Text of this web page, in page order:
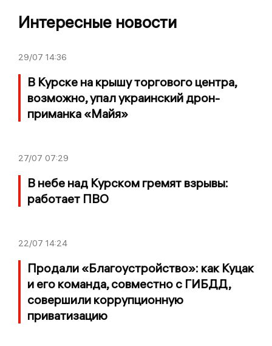
Интересные новости
29/07 14:36
В Курске на крышу торгового центра,
возможно, упал украинский дрон-
приманка «Майя»
27/07 07:29
В небе над Курском гремят взрывы:
работает ПВО
22/07 14:24
Продали «Благоустройство»: как Куцак
и его команда, совместно с ГИБДД,
совершили коррупционную
приватизацию